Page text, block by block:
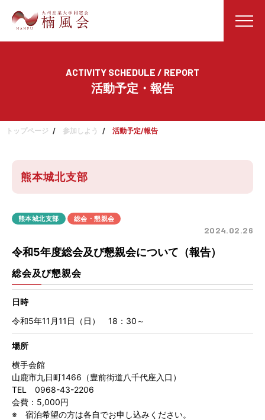
ACTIVITY SCHEDULE / REPORT
活動予定・報告
トップページ 参加しよう 活動予定/報告
熊本城北支部
熊本城北支部 総会・懇親会
2024.02.26
令和5年度総会及び懇親会について（報告）
総会及び懇親会
日時
令和5年11月11日（日） 18：30～
場所
横手会館
山鹿市九日町1466（豊前街道八千代座入口）
TEL 0968-43-2206
会費：5,000円
※ 宿泊希望の方は各自でお申し込みください。